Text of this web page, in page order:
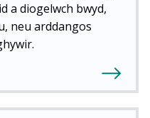
a diogelwch bwyd,
neu arddangos